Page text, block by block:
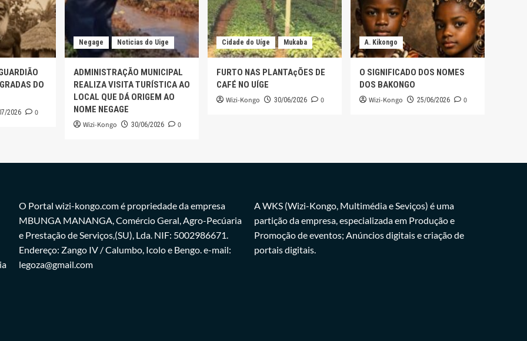
DO
2026 0
Negage Noticias do Uige
ADMINISTRAÇÃO MUNICIPAL
REALIZA VISITA TURÍSTICA AO
LOCAL QUE DÁ ORIGEM AO
NOME NEGAGE
Wizi-Kongo 30/06/2026 0
Cidade do Uíge Mukaba
FURTO NAS PLANTAçÕES DE
CAFÉ NO UÍGE
Wizi-Kongo 30/06/2026 0
A. Kikongo
O SIGNIFICADO DOS NOMES
DOS BAKONGO
Wizi-Kongo 25/06/2026 0
O Portal wizi-kongo.com é propriedade da empresa
MBUNGA MANANGA, Comércio Geral, Agro-Pecúaria
e Prestação de Serviços,(SU), Lda. NIF: 5002986671.
Endereço: Zango IV / Calumbo, Icolo e Bengo. e-mail:
legoza@gmail.com
A WKS (Wizi-Kongo, Multimédia e Seviços) é uma
partição da empresa, especializada em Produção e
Promoção de eventos; Anúncios digitais e criação de
portais digitais.